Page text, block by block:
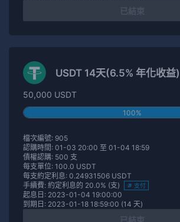
USDT 14天(6.5% 年化收益)
50,000 USDT
100%
檔次編號: 905
認購時間: 01-03 20:00 至 01-04 18:59
債權認購: 500 支
每支單位: 100.0 USDT
每支約定利息: 0.24931506 USDT
手續費: 約定利息的 20.0% (支)
支付
起息日: 2023-01-04 19:00:00
到期日: 2023-01-18 18:59:00 (14 天)